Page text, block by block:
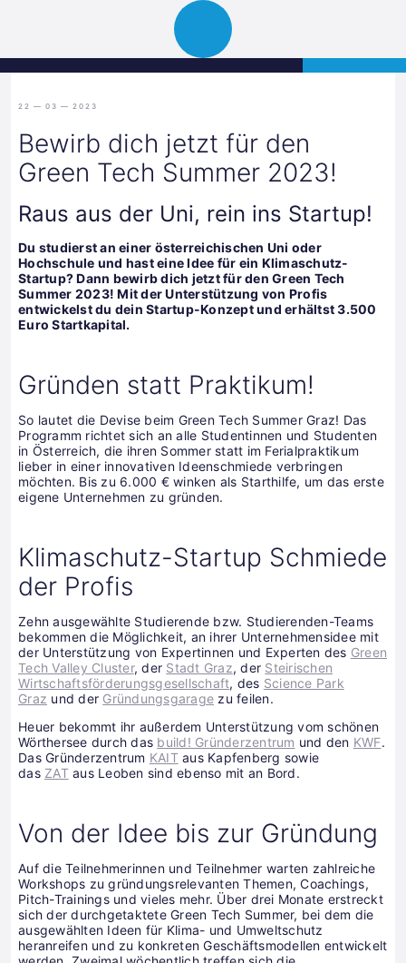
Graz
Open
22 — 03 — 2023
Bewirb dich jetzt für den
Green Tech Summer 2023!
Raus aus der Uni, rein ins Startup!
Du studierst an einer österreichischen Uni oder
Hochschule und hast eine Idee für ein Klimaschutz-
Startup? Dann bewirb dich jetzt für den Green Tech
Summer 2023! Mit der Unterstützung von Profis
entwickelst du dein Startup-Konzept und erhältst 3.500
Euro Startkapital.
Gründen statt Praktikum!
So lautet die Devise beim Green Tech Summer Graz! Das
Programm richtet sich an alle Studentinnen und Studenten
in Österreich, die ihren Sommer statt im Ferialpraktikum
lieber in einer innovativen Ideenschmiede verbringen
möchten. Bis zu 6.000 € winken als Starthilfe, um das erste
eigene Unternehmen zu gründen.
Klimaschutz-Startup Schmiede
der Profis
Zehn ausgewählte Studierende bzw. Studierenden-Teams
bekommen die Möglichkeit, an ihrer Unternehmensidee mit
der Unterstützung von Expertinnen und Experten des Green
Tech Valley Cluster, der Stadt Graz, der Steirischen
Wirtschaftsförderungsgesellschaft, des Science Park
Graz und der Gründungsgarage zu feilen.
Heuer bekommt ihr außerdem Unterstützung vom schönen
Wörthersee durch das build! Gründerzentrum und den KWF.
Das Gründerzentrum KAITaus Kapfenberg sowie
das ZATaus Leoben sind ebenso mit an Bord.
Von der Idee bis zur Gründung
Auf die Teilnehmerinnen und Teilnehmer warten zahlreiche
Workshops zu gründungsrelevanten Themen, Coachings,
Pitch-Trainings und vieles mehr. Über drei Monate erstreckt
sich der durchgetaktete Green Tech Summer, bei dem die
ausgewählten Ideen für Klima- und Umweltschutz
heranreifen und zu konkreten Geschäftsmodellen entwickelt